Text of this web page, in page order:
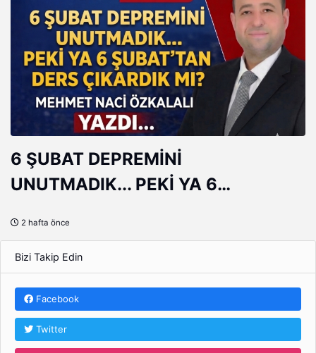
6 ŞUBAT DEPREMİNİ
UNUTMADIK... PEKİ YA 6
2 hafta önce
Bizi Takip Edin
Facebook
Twitter